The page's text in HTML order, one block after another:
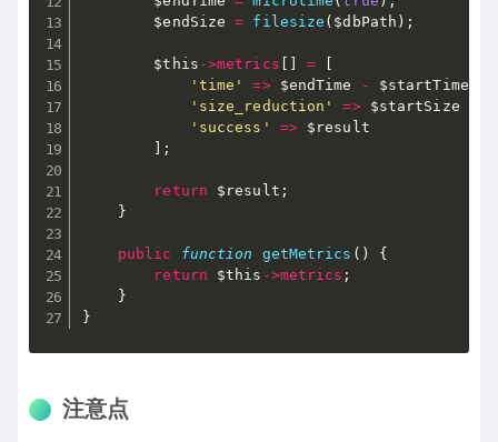
$endSize
= filesize ( $dbPath ) ;
$this ->metrics =
'time'
=> $endTime - $startTime
'size_reduction'
=> $startSize
'success'
=>
$result
;
return $result ;
}
public function getMetrics ( )
{
return
$this ->metrics ;
}
}
注意点